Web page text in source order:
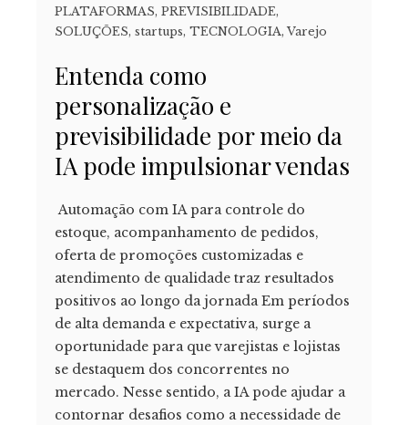
PLATAFORMAS, PREVISIBILIDADE,
SOLUÇÕES, startups, TECNOLOGIA, Varejo
Entenda como
personalização e
previsibilidade por meio da
IA pode impulsionar vendas
Automação com IA para controle do
estoque, acompanhamento de pedidos,
oferta de promoções customizadas e
atendimento de qualidade traz resultados
positivos ao longo da jornada Em períodos
de alta demanda e expectativa, surge a
oportunidade para que varejistas e lojistas
se destaquem dos concorrentes no
mercado. Nesse sentido, a IA pode ajudar a
contornar desafios como a necessidade de